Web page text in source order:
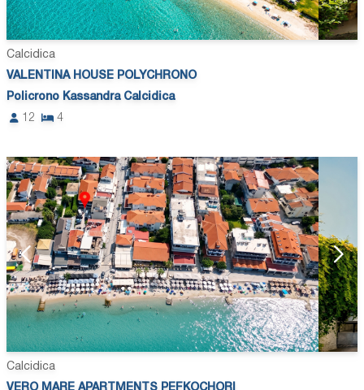
Calcidica
VALENTINA HOUSE POLYCHRONO
Policrono Kassandra Calcidica
12
4
Calcidica